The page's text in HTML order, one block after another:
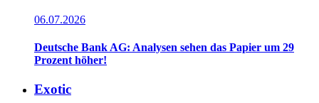
06.07.2026
Deutsche Bank AG: Analysen sehen das Papier um 29
Prozent höher!
Exotic